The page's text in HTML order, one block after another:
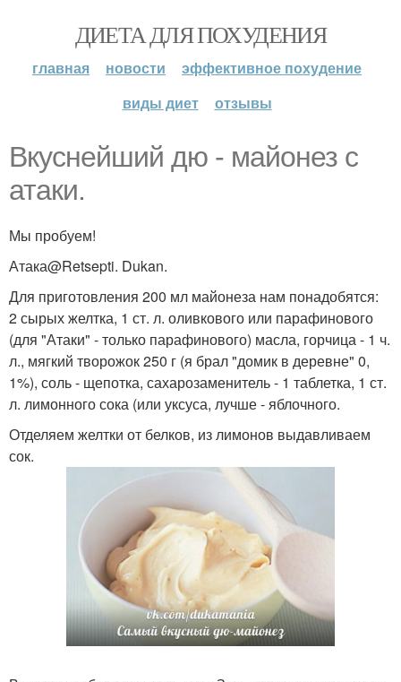
ДИЕТА ДЛЯ ПОХУДЕНИЯ
главная новости
эффективное похудение
виды диет
отзывы
Вкуснейший дю - майонез с
атаки.
Мы пробуем!
Атака@Retsepti. Dukan.
Для приготовления 200 мл майонеза нам понадобятся:
2 сырых желтка, 1 ст. л. оливкового или парафинового
(для "Атаки" - только парафинового) масла, горчица - 1 ч.
л., мягкий творожок 250 г (я брал "домик в деревне" 0,
1%), соль - щепотка, сахарозаменитель - 1 таблетка, 1 ст.
л. лимонного сока (или уксуса, лучше - яблочного.
Отделяем желтки от белков, из лимонов выдавливаем
сок.